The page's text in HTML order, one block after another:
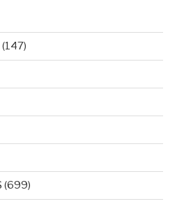
(147)
(699)